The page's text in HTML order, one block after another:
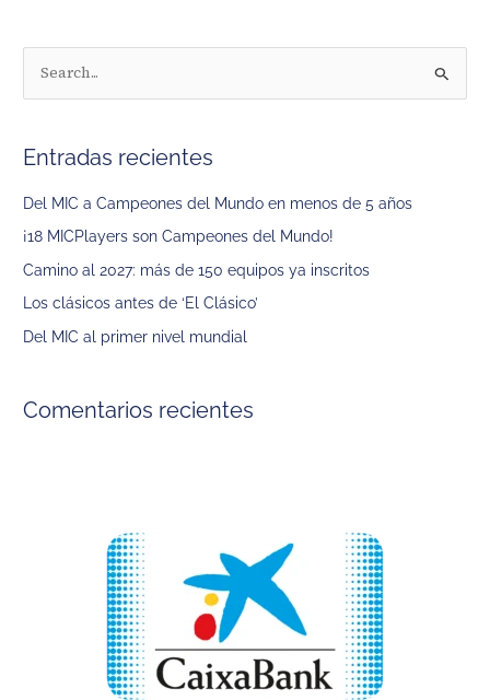
u
c
a
r
:
Entradas recientes
Del MIC a Campeones del Mundo en menos de 5 años
¡18 MICPlayers son Campeones del Mundo!
Camino al 2027: más de 150 equipos ya inscritos
Los clásicos antes de ‘El Clásico’
Del MIC al primer nivel mundial
Comentarios recientes